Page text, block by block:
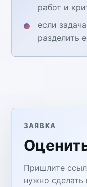
работ и
если
разделить
ЗАЯВКА
Пришлите
нужно сделать